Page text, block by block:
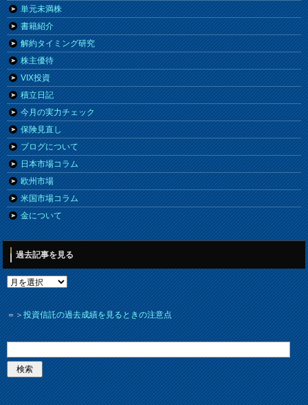
単元未満株
書籍紹介
解約タイミング研究
株主優待
VIX投資
積立日記
今月の実力チェック
保険見直し
ブログについて
日本市場コラム
欧州市場
米国市場コラム
金について
過去記事を見る
＝＞投資信託の過去成績を見るときの注意点